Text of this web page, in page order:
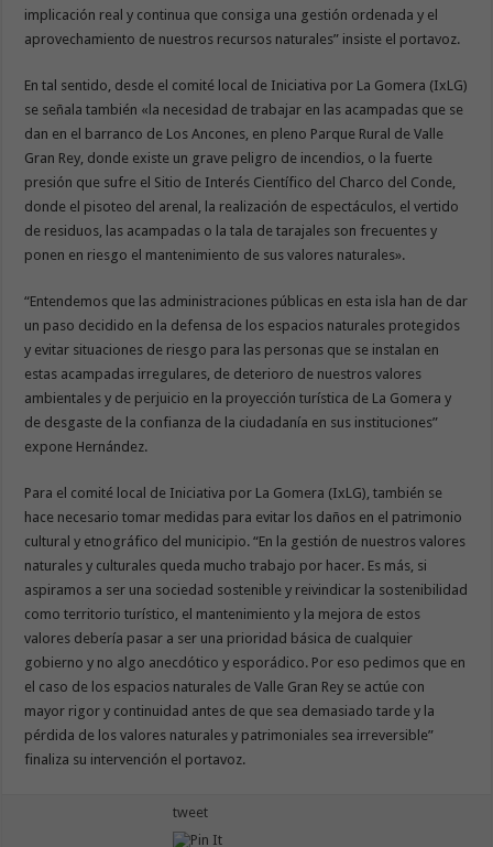
implicación real y continua que consiga una gestión ordenada y el
aprovechamiento de nuestros recursos naturales” insiste el portavoz.
En tal sentido, desde el comité local de Iniciativa por La Gomera (IxLG)
se señala también «la necesidad de trabajar en las acampadas que se
dan en el barranco de Los Ancones, en pleno Parque Rural de Valle
Gran Rey, donde existe un grave peligro de incendios, o la fuerte
presión que sufre el Sitio de Interés Científico del Charco del Conde,
donde el pisoteo del arenal, la realización de espectáculos, el vertido
de residuos, las acampadas o la tala de tarajales son frecuentes y
ponen en riesgo el mantenimiento de sus valores naturales».
“Entendemos que las administraciones públicas en esta isla han de dar
un paso decidido en la defensa de los espacios naturales protegidos
y evitar situaciones de riesgo para las personas que se instalan en
estas acampadas irregulares, de deterioro de nuestros valores
ambientales y de perjuicio en la proyección turística de La Gomera y
de desgaste de la confianza de la ciudadanía en sus instituciones”
expone Hernández.
Para el comité local de Iniciativa por La Gomera (IxLG), también se
hace necesario tomar medidas para evitar los daños en el patrimonio
cultural y etnográfico del municipio. “En la gestión de nuestros valores
naturales y culturales queda mucho trabajo por hacer. Es más, si
aspiramos a ser una sociedad sostenible y reivindicar la sostenibilidad
como territorio turístico, el mantenimiento y la mejora de estos
valores debería pasar a ser una prioridad básica de cualquier
gobierno y no algo anecdótico y esporádico. Por eso pedimos que en
el caso de los espacios naturales de Valle Gran Rey se actúe con
mayor rigor y continuidad antes de que sea demasiado tarde y la
pérdida de los valores naturales y patrimoniales sea irreversible”
finaliza su intervención el portavoz.
tweet